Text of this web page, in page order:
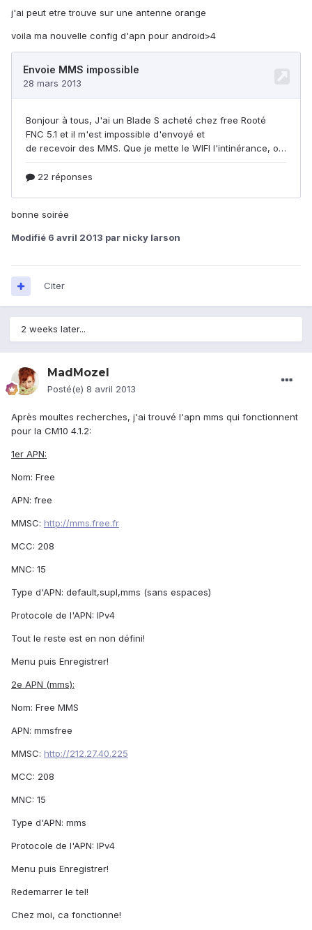
j'ai peut etre trouve sur une antenne orange
voila ma nouvelle config d'apn pour android>4
bonne soirée
Modifié 6 avril 2013 par nicky larson
Citer
2 weeks later...
MadMozel
Posté(e) 8 avril 2013
Après moultes recherches, j'ai trouvé l'apn mms qui fonctionnent
pour la CM10 4.1.2:
1er APN:
Nom: Free
APN: free
MMSC: http://mms.free.fr
MCC: 208
MNC: 15
Type d'APN: default,supl,mms (sans espaces)
Protocole de l'APN: IPv4
Tout le reste est en non défini!
Menu puis Enregistrer!
2e APN (mms):
Nom: Free MMS
APN: mmsfree
MMSC: http://212.27.40.225
MCC: 208
MNC: 15
Type d'APN: mms
Protocole de l'APN: IPv4
Menu puis Enregistrer!
Redemarrer le tel!
Chez moi, ca fonctionne!